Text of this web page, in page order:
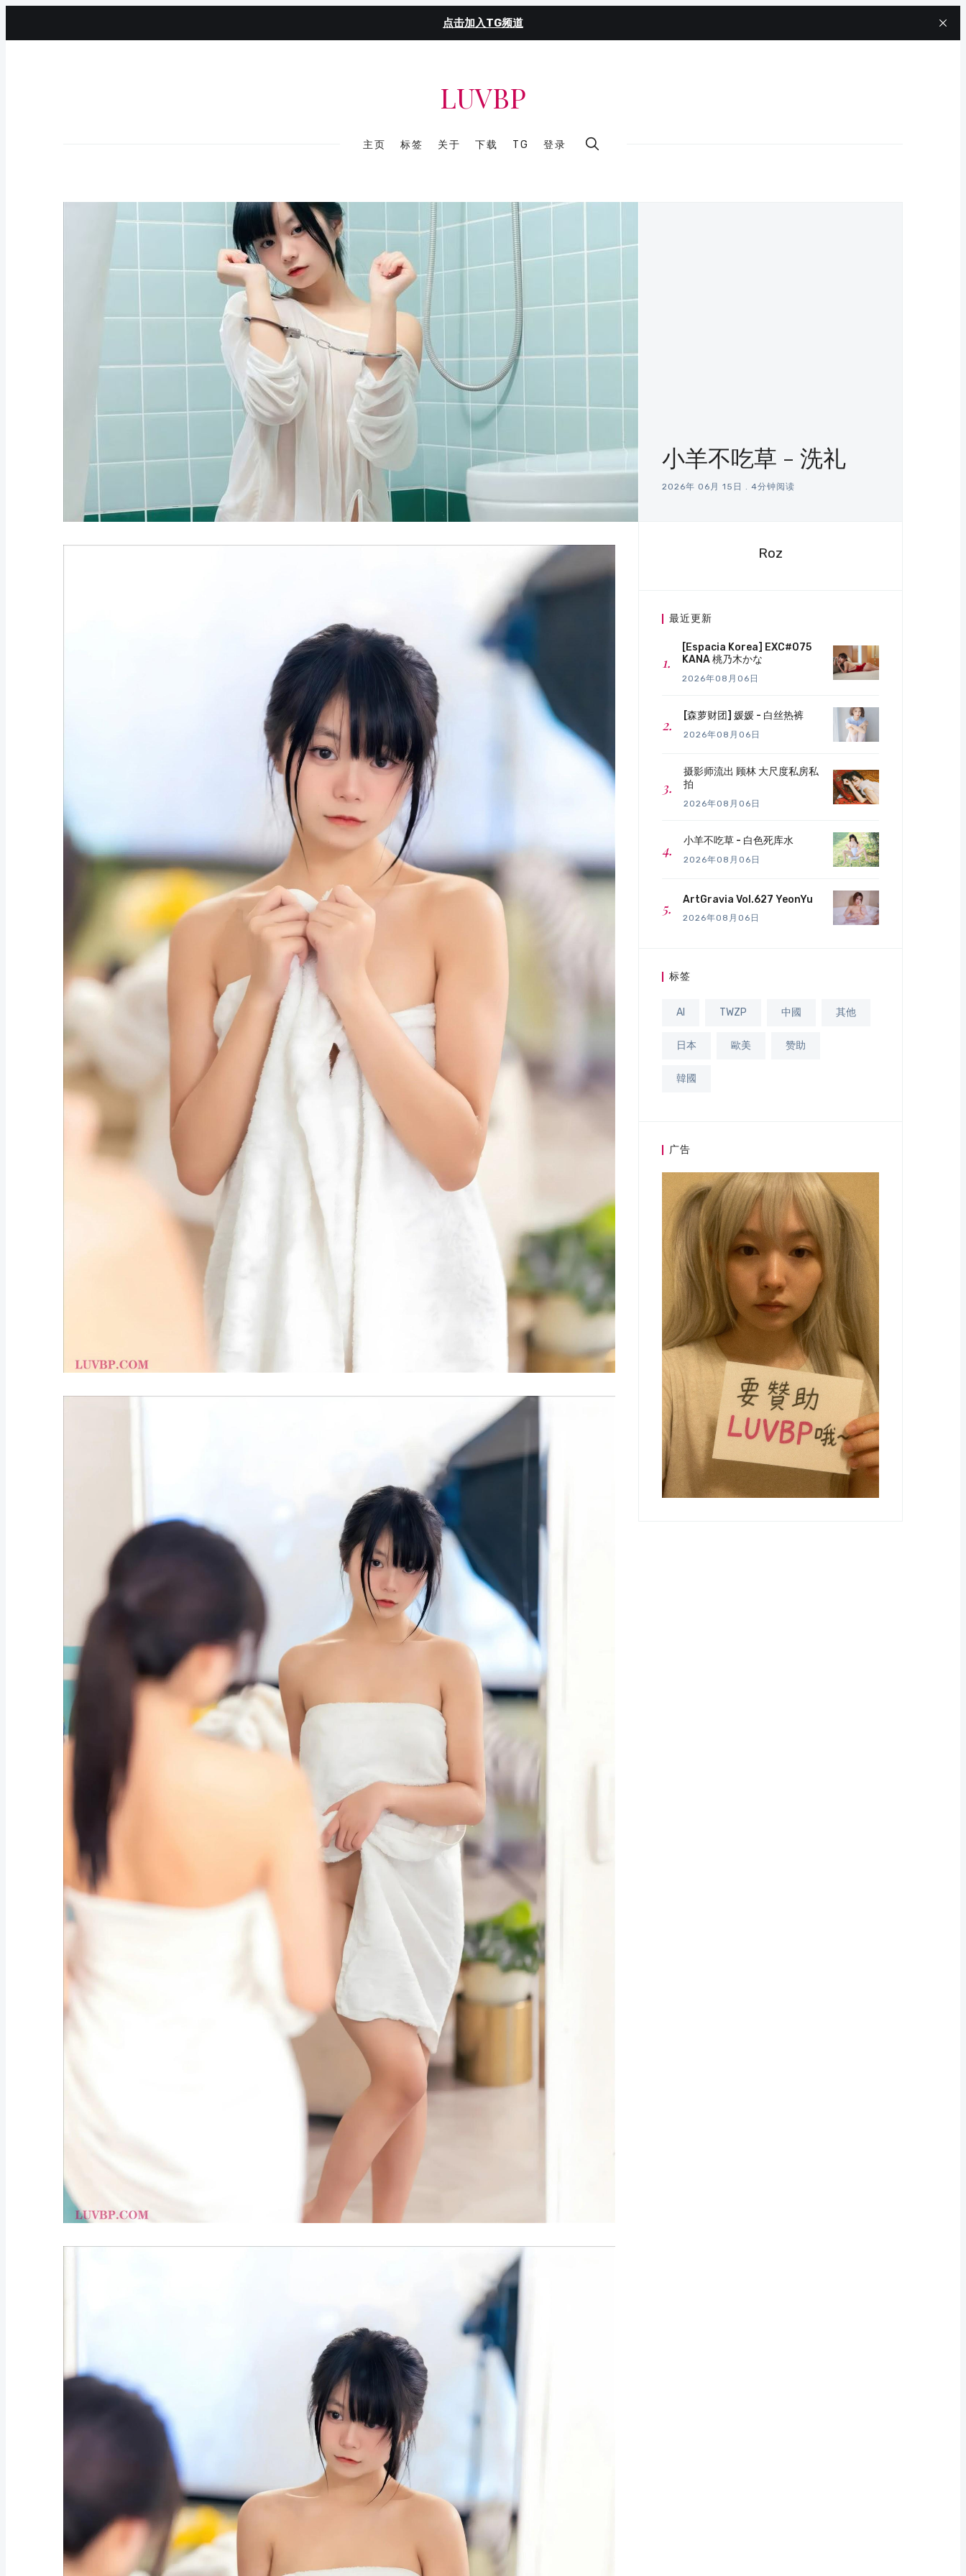
点击加入TG频道
LUVBP
主页 标签 关于 下载 TG 登录
小羊不吃草 - 洗礼
2026年 06月 15日 . 4分钟阅读
Roz
最近更新
[Espacia Korea] EXC#075
KANA 桃乃木かな
2026年08月06日
[森萝财团] 媛媛 - 白丝热裤
2026年08月06日
摄影师流出 顾林 大尺度私房私
拍
2026年08月06日
小羊不吃草 - 白色死库水
2026年08月06日
ArtGravia Vol.627 YeonYu
2026年08月06日
标签
AI TWZP 中國 其他
日本 歐美 赞助
韓國
广告